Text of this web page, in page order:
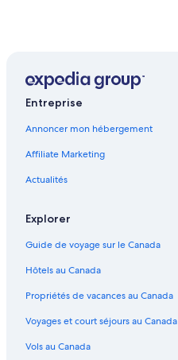
Entreprise
Annoncer mon hébergement
Affiliate Marketing
Actualités
Explorer
Guide de voyage sur le Canada
Hôtels au Canada
Propriétés de vacances au Canada
Voyages et court séjours au Canada
Vols au Canada